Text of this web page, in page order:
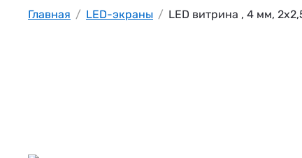
Главная LED-экраны LED витрина , 4 мм,